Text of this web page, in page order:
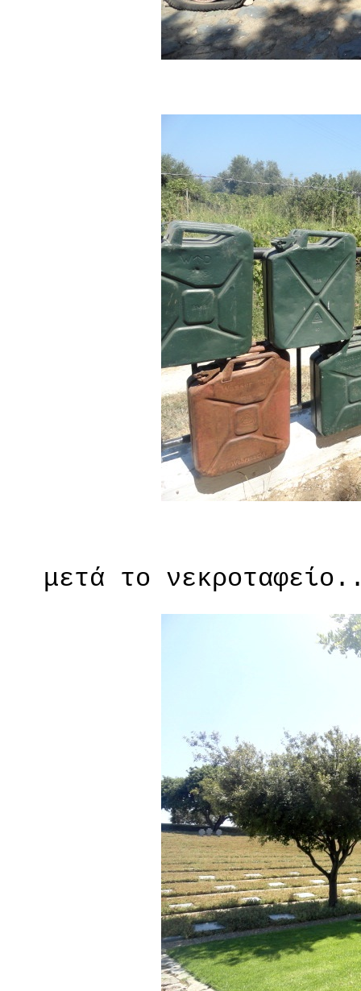
μετά το